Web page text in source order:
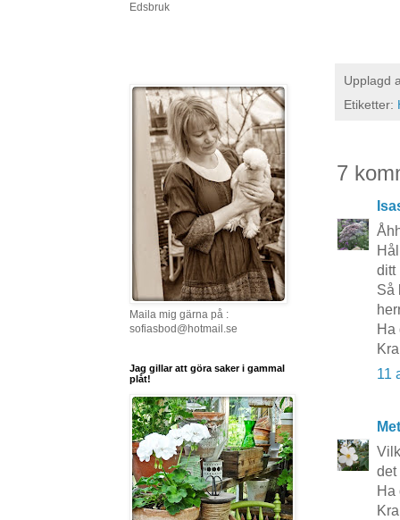
Upplagd
Etiketter:
7
ditt
Så
Ha
11
det
Ha
Edsbruk
Maila mig gärna på :
sofiasbod@hotmail.se
Jag gillar att göra saker i gammal
plåt!